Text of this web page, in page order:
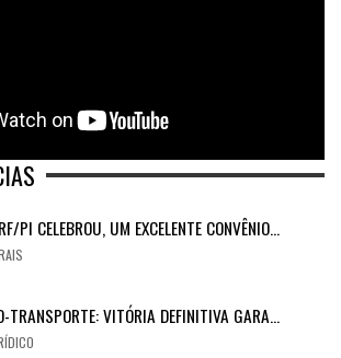
PI CELEBROU, UM EXCELENTE CONVÊNIO…
TRANSPORTE: VITÓRIA DEFINITIVA GARA…